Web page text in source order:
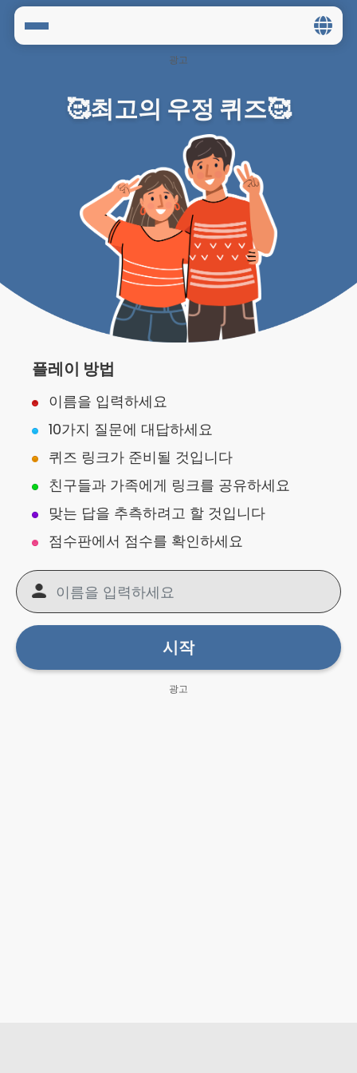
Home
Social
Privacy
FAQ's
Terms & Conditions
About us
Contact us
🥰최고의 우정 퀴즈🥰
플레이 방법
이름을 입력하세요
10가지 질문에 대답하세요
퀴즈 링크가 준비될 것입니다
친구들과 가족에게 링크를 공유하세요
맞는 답을 추측하려고 할 것입니다
점수판에서 점수를 확인하세요
시작